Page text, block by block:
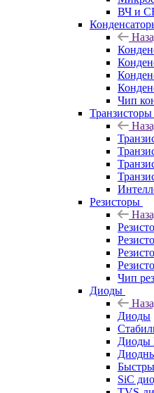
ВЧ и
Чип
Транзисторы
Резисторы
Чип
Диоды
Диоды
Диоды
SiC